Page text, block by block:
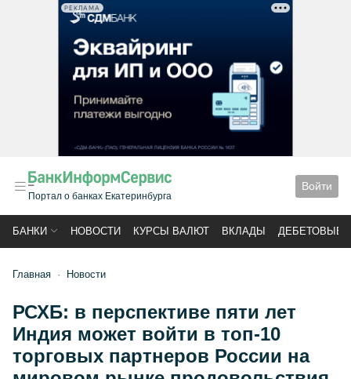
РЕКЛАМА
Портал о банках Екатеринбурга
Войти
БАНКИ НОВОСТИ КУРСЫ ВАЛЮТ ВКЛАДЫ ДЕБЕТОВЫЕ
Главная Новости
РСХБ: в перспективе пяти лет
Индия может войти в топ-10
торговых партнеров России на